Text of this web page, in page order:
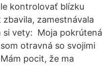
kontrolovať blízku
zamestnávala
si vety: Moja pokrútená
otravná so svojimi
pocit, že ma